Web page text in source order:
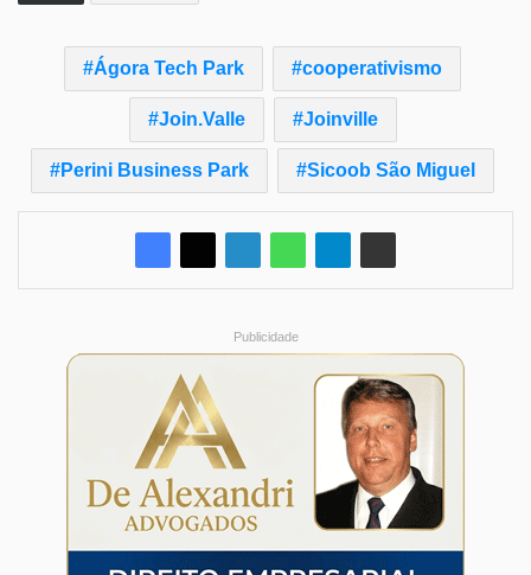
Ágora Tech Park cooperativismo
Join.Valle Joinville
Perini Business Park Sicoob São Miguel
Publicidade